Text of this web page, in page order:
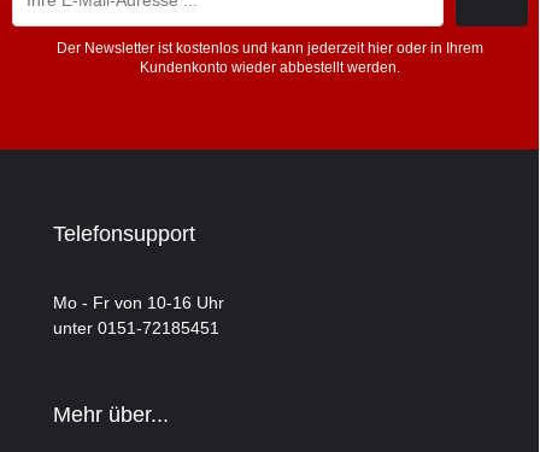
Der Newsletter ist kostenlos und kann jederzeit hier oder in Ihrem
Kundenkonto wieder abbestellt werden.
Telefonsupport
Mo - Fr von 10-16 Uhr
unter 0151-72185451
Mehr über...